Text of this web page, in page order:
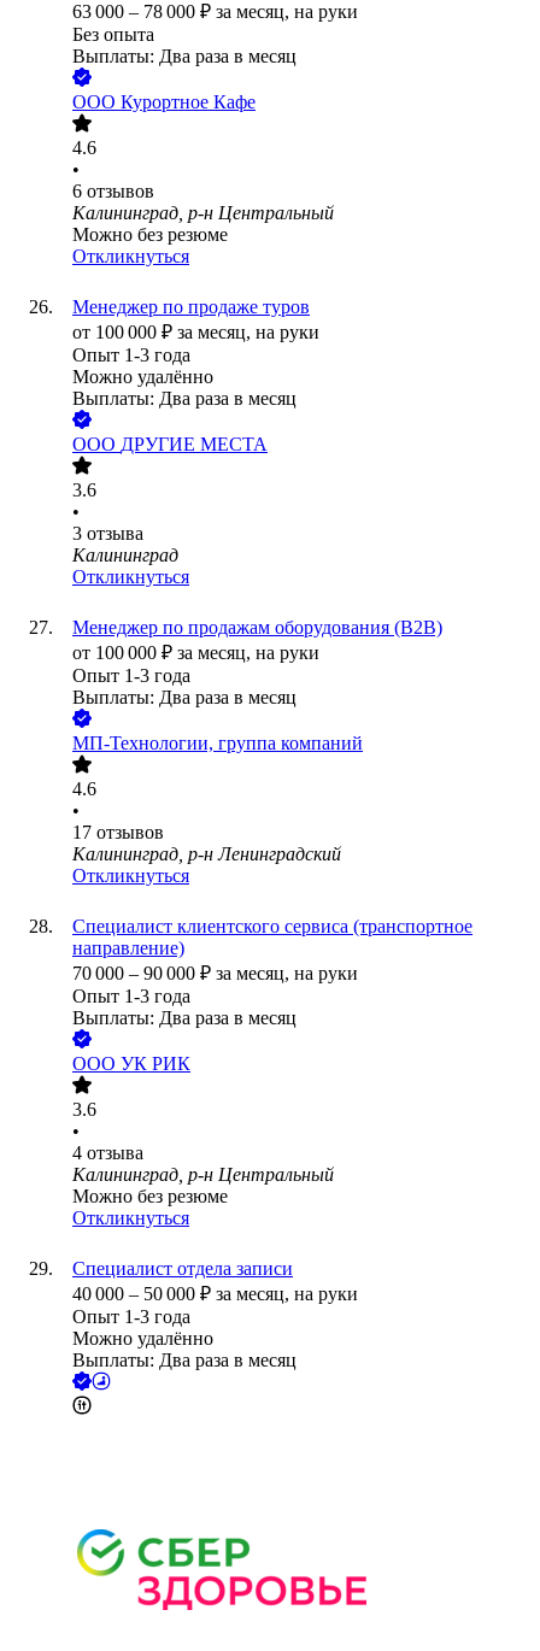
63 000 – 78 000 ₽ за месяц, на руки
Без опыта
Выплаты: Два раза в месяц
ООО Курортное Кафе
4.6
•
6 отзывов
Калининград, р-н Центральный
Можно без резюме
Откликнуться
Менеджер по продаже туров
от 100 000 ₽ за месяц, на руки
Опыт 1-3 года
Можно удалённо
Выплаты: Два раза в месяц
ООО ДРУГИЕ МЕСТА
3.6
•
3 отзыва
Калининград
Откликнуться
Менеджер по продажам оборудования (В2В)
от 100 000 ₽ за месяц, на руки
Опыт 1-3 года
Выплаты: Два раза в месяц
МП-Технологии, группа компаний
4.6
•
17 отзывов
Калининград, р-н Ленинградский
Откликнуться
Специалист клиентского сервиса (транспортное
направление)
70 000 – 90 000 ₽ за месяц, на руки
Опыт 1-3 года
Выплаты: Два раза в месяц
ООО УК РИК
3.6
•
4 отзыва
Калининград, р-н Центральный
Можно без резюме
Откликнуться
Специалист отдела записи
40 000 – 50 000 ₽ за месяц, на руки
Опыт 1-3 года
Можно удалённо
Выплаты: Два раза в месяц